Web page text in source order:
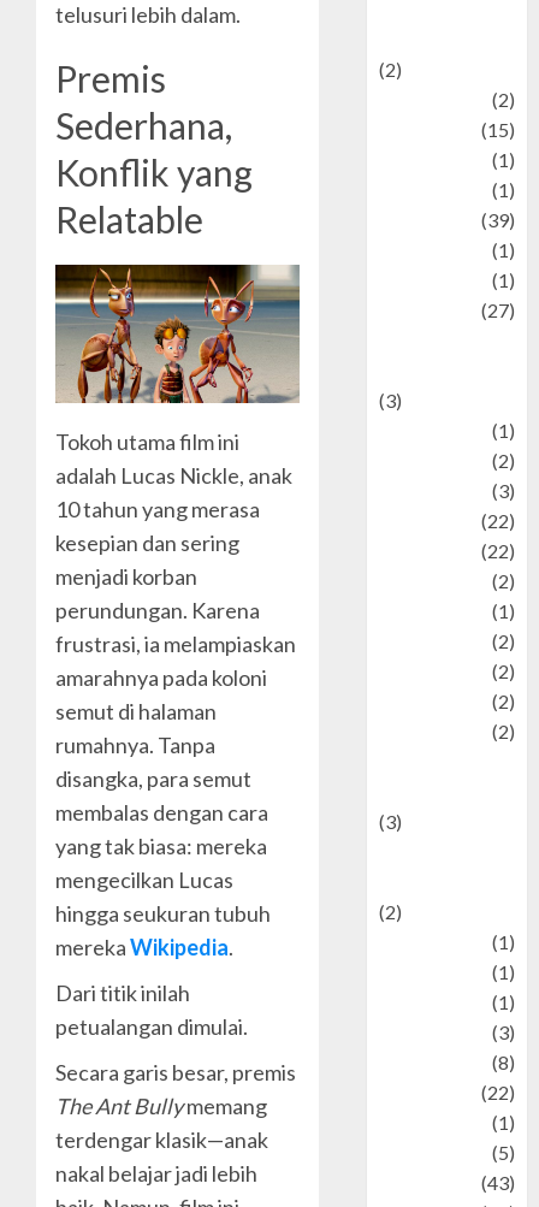
telusuri lebih dalam.
Premis
Sederhana,
Konflik yang
Relatable
Tokoh utama film ini
adalah Lucas Nickle, anak
10 tahun yang merasa
kesepian dan sering
menjadi korban
perundungan. Karena
frustrasi, ia melampiaskan
amarahnya pada koloni
semut di halaman
rumahnya. Tanpa
disangka, para semut
membalas dengan cara
yang tak biasa: mereka
mengecilkan Lucas
hingga seukuran tubuh
merekaWikipedia.
Dari titik inilah
petualangan dimulai.
Secara garis besar, premis
The Ant Bullymemang
terdengar klasik—anak
nakal belajar jadi lebih
(2)
(2)
(15)
(1)
(1)
(39)
(1)
(1)
(27)
(3)
(1)
(2)
(3)
(22)
(22)
(2)
(1)
(2)
(2)
(2)
(2)
(3)
(2)
(1)
(1)
(1)
(3)
(8)
(22)
(1)
(5)
(43)